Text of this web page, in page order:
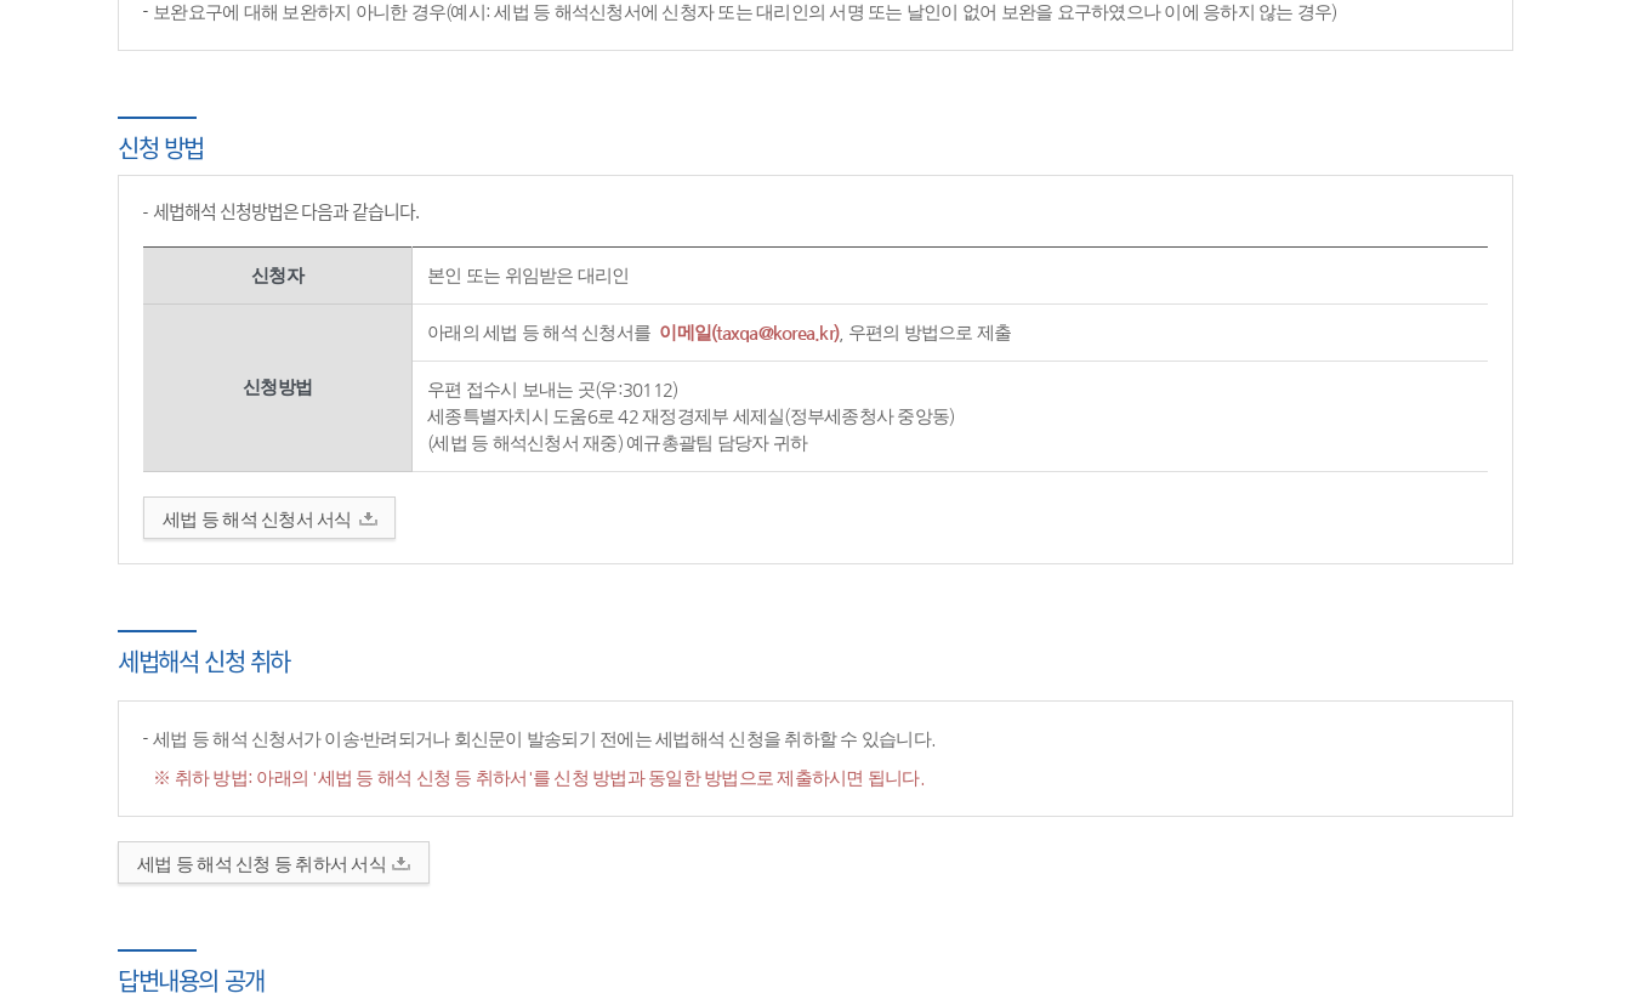
보완요구에 대해 보완하지 아니한 경우(예시: 세법 등 해석신청서에 신청자 또는 대리인의 서명 또는 날인이 없어 보완을 요구하였으나 이에 응하지 않는 경우)
신청 방법
세법해석 신청방법은 다음과 같습니다.
신청자 본인 또는 위임받은 대리인
신청방법
아래의 세법 등 해석 신청서를 이메일(taxqa@korea.kr), 우편의 방법으로 제출
우편 접수시 보내는 곳(우:30112)
세종특별자치시 도움6로 42 재정경제부 세제실(정부세종청사 중앙동)
(세법 등 해석신청서 재중) 예규총괄팀 담당자 귀하
세법 등 해석 신청서 서식
세법해석 신청 취하
세법 등 해석 신청서가 이송·반려되거나 회신문이 발송되기 전에는 세법해석 신청을 취하할 수 있습니다.
※ 취하 방법: 아래의 '세법 등 해석 신청 등 취하서'를 신청 방법과 동일한 방법으로 제출하시면 됩니다.
세법 등 해석 신청 등 취하서 서식
답변내용의 공개